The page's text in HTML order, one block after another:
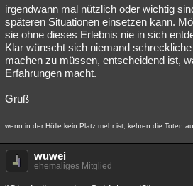
irgendwann mal nützlich oder wichtig
späteren Situationen einsetzen kann.
sie ohne dieses Erlebnis nie in sich
Klar wünscht sich niemand
machen zu müssen, entscheidend ist,
Erfahrungen macht.
Gruß
wenn in der Hölle kein Platz mehr ist, kehren die Toten
wuwei
ehemaliges Mitglied